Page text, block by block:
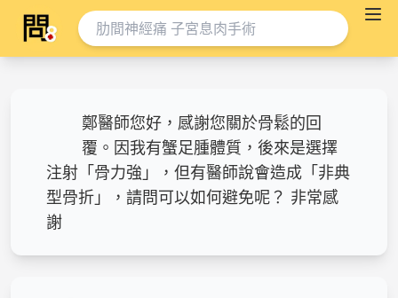
鄭醫師您好，感謝您關於骨鬆的回
覆。因我有蟹足腫體質，後來是選擇
注射「骨力強」，但有醫師說會造成「非典
型骨折」，請問可以如何避免呢？ 非常感
謝